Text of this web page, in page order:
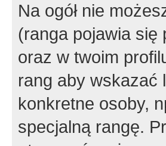
Na ogół nie
(ranga pojawia się
oraz w twoim
rang aby wskazać
konkretne osoby,
specjalną rangę.